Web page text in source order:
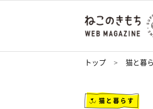
トップ 猫と暮
猫と暮らす